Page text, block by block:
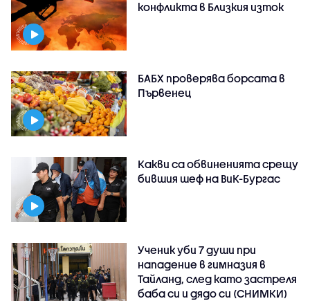
конфликта в Близкия изток
БАБХ проверява борсата в
Първенец
Какви са обвиненията срещу
бившия шеф на ВиК-Бургас
Ученик уби 7 души при
нападение в гимназия в
Тайланд, след като застреля
баба си и дядо си (СНИМКИ)